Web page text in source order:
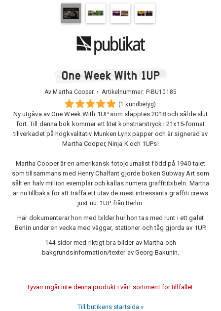
One Week With 1UP
Av Martha Cooper • Artikelnummer: P-BU10185
(1 kundbetyg)
Ny utgåva av One Week With 1UP som släpptes 2018 och sålde slut
fort. Till denna bok kommer ett litet konstnärstryck i 21x15-format
tillverkadet på högkvalitativ Munken Lynx papper och är signerad av
Martha Cooper, Ninja K och 1UPs!
Martha Cooper är en amerikansk fotojournalist född på 1940-talet
som tillsammans med Henry Chalfant gjorde boken Subway Art som
sålt en halv million exemplar och kallas numera graffitibibeln. Martha
är nu tillbaka för att träffa ett utav de mest intressanta graffiti crews
just nu: 1UP från Berlin.
Här dokumenterar hon med bilder hur hon tas med runt i ett galet
Berlin under en vecka med väggar, stationer och tåg gjorda av 1UP.
144 sidor med riktigt bra bilder av Martha och
bakgrundsinformation/texter av Georg Bakunin.
Tyvärr ingår inte denna produkt i vårt sortiment för tillfället.
Till butikens startsida »